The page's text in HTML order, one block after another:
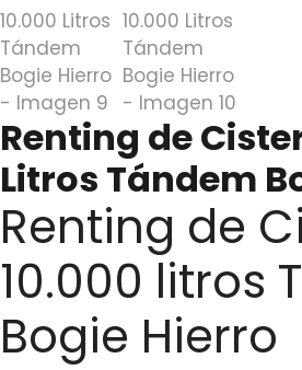
Renting de
Litros Tándem
Renting de
10.000 litros
Bogie Hierro